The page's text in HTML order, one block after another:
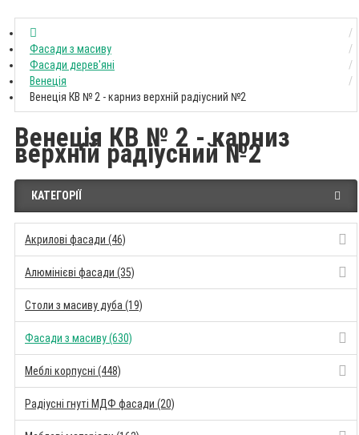
Фасади з масиву
Фасади дерев'яні
Венеція
Венеція КВ № 2 - карниз верхній радіусний №2
Венеція КВ № 2 - карниз
верхній радіусний №2
КАТЕГОРІЇ
Акрилові фасади (46)
Алюмінієві фасади (35)
Столи з масиву дуба (19)
Фасади з масиву (630)
Меблі корпусні (448)
Радіусні гнуті МДФ фасади (20)